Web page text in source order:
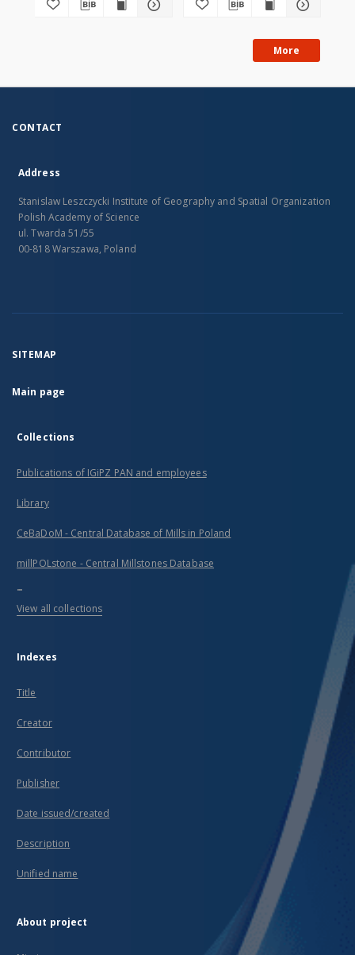
More
CONTACT
Address
Stanislaw Leszczycki Institute of Geography and Spatial Organization
Polish Academy of Science
ul. Twarda 51/55
00-818 Warszawa, Poland
SITEMAP
Main page
Collections
Publications of IGiPZ PAN and employees
Library
CeBaDoM - Central Database of Mills in Poland
millPOLstone - Central Millstones Database
...
View all collections
Indexes
Title
Creator
Contributor
Publisher
Date issued/created
Description
Unified name
About project